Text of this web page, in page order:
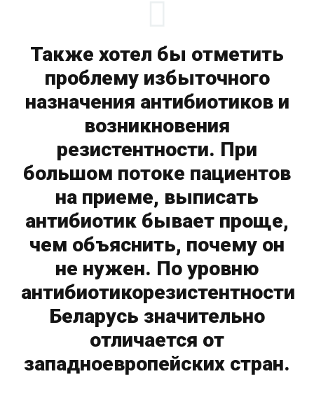
Также хотел бы отметить
проблему избыточного
назначения антибиотиков и
возникновения
резистентности. При
большом потоке пациентов
на приеме, выписать
антибиотик бывает проще,
чем объяснить, почему он
не нужен. По уровню
антибиотикорезистентности
Беларусь значительно
отличается от
западноевропейских стран.